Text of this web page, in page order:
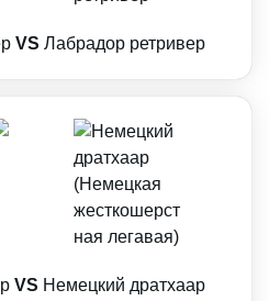
VS Лабрадор ретривер
VS Немецкий дратхаар